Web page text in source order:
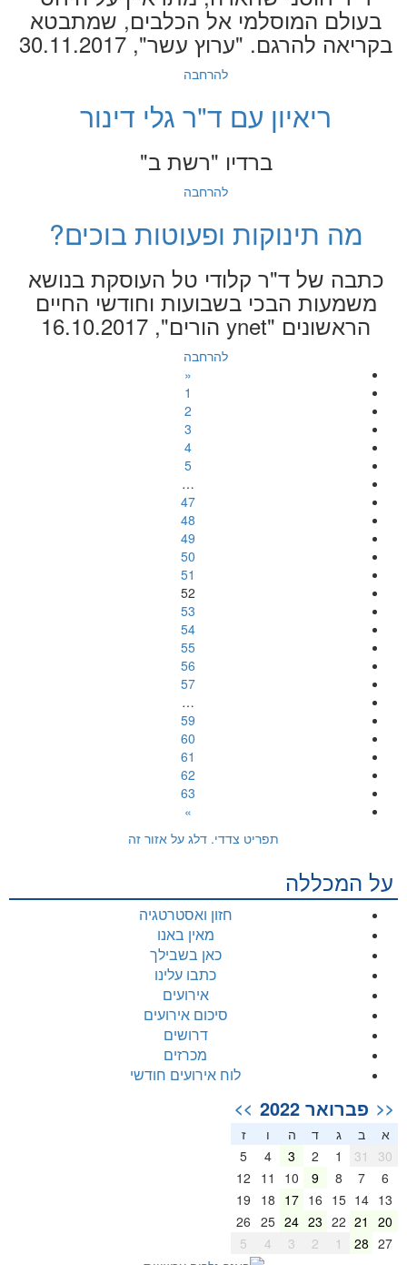
בעולם המוסלמי אל הכלבים, שמתבטא
בקריאה להרגם. "ערוץ עשר", 30.11.2017
להרחבה
ריאיון עם ד"ר גלי דינור
ברדיו "רשת ב"
להרחבה
מה תינוקות ופעוטות בוכים?
כתבה של ד"ר קלודי טל העוסקת בנושא
משמעות הבכי בשבועות וחודשי החיים
הראשונים "ynet הורים", 16.10.2017
להרחבה
«
1
2
3
4
5
…
47
48
49
50
51
52
53
54
55
56
57
…
59
60
61
62
63
»
תפריט צדדי. דלג על אזור זה
על המכללה
חזון ואסטרטגיה
מאין באנו
כאן בשבילך
כתבו עלינו
אירועים
סיכום אירועים
דרושים
מכרזים
לוח אירועים חודשי
<< פברואר 2022 >>
א ב ג ד ה
ז
30
31
1
2
3
4
5
6
7
8
9
10
11
12
13
14
15
16
17
18
19
20
21
22
23
24
25
26
27
28
1
2
3
4
5